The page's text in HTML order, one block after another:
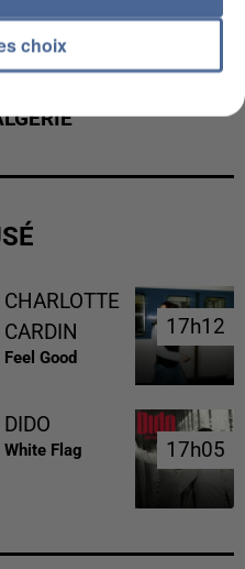
CHARLOTTE
CARDIN
Feel Good
17h12
17h12
DIDO
White Flag 17h05
17h05
choix